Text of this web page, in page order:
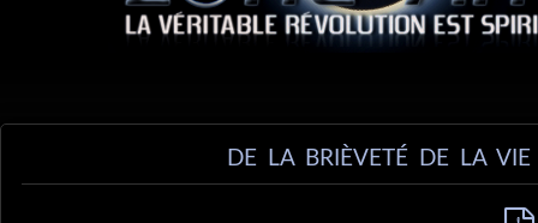
DE LA BRIÈVETÉ DE LA VIE